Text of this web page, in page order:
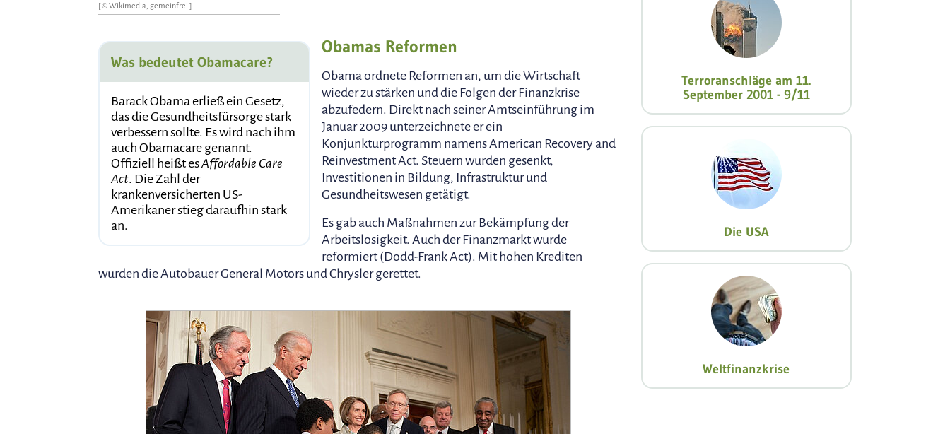
[ © Wikimedia, gemeinfrei ]
Was bedeutet Obamacare?
Barack Obama erließ ein Gesetz,
das die Gesundheitsfürsorge stark
verbessern sollte. Es wird nach ihm
auch Obamacare genannt.
Offiziell heißt esAffordable Care
Act. Die Zahl der
krankenversicherten US-
Amerikaner stieg daraufhin stark
an.
Obamas Reformen
Obama ordnete Reformen an, um die Wirtschaft
wieder zu stärken und die Folgen der Finanzkrise
abzufedern. Direkt nach seiner Amtseinführung im
Januar 2009 unterzeichnete er ein
Konjunkturprogramm namens American Recovery and
Reinvestment Act. Steuern wurden gesenkt,
Investitionen in Bildung, Infrastruktur und
Gesundheitswesen getätigt.
Es gab auch Maßnahmen zur Bekämpfung der
Arbeitslosigkeit. Auch der Finanzmarkt wurde
reformiert (Dodd-Frank Act). Mit hohen Krediten
wurden die Autobauer General Motors und Chrysler gerettet.
Terroranschläge am 11.
September 2001 - 9/11
Die USA
Weltfinanzkrise